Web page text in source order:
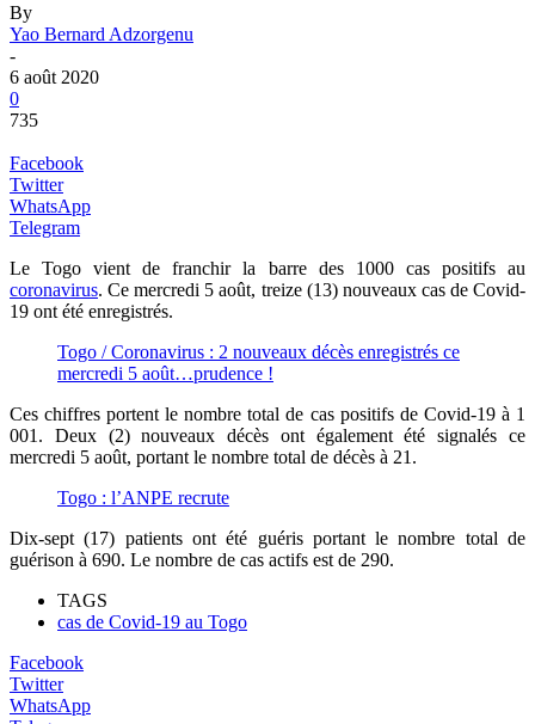
By
Yao Bernard Adzorgenu
-
6 août 2020
0
735
Facebook
Twitter
WhatsApp
Telegram
Le Togo vient de franchir la barre des 1000 cas positifs au
coronavirus. Ce mercredi 5 août, treize (13) nouveaux cas de Covid-
19 ont été enregistrés.
Togo / Coronavirus : 2 nouveaux décès enregistrés ce
mercredi 5 août…prudence !
Ces chiffres portent le nombre total de cas positifs de Covid-19 à 1
001. Deux (2) nouveaux décès ont également été signalés ce
mercredi 5 août, portant le nombre total de décès à 21.
Togo : l’ANPE recrute
Dix-sept (17) patients ont été guéris portant le nombre total de
guérison à 690. Le nombre de cas actifs est de 290.
TAGS
cas de Covid-19 au Togo
Facebook
Twitter
WhatsApp